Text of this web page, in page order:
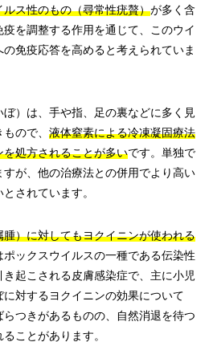
ス性のもの（尋常性疣贅）が多く含
を調整する作用を通じて、このウイ
免疫応答を高めると考えられていま
）は、手や指、足の裏などに多く見
ので、 液体窒素による冷凍凝固療法
処方されることが多いです。単独で
が、他の治療法との併用でより高い
されています。
）に対してもヨクイニンが使われる
ポックスウイルスの一種である伝染性
起こされる皮膚感染症で、主に小児
対するヨクイニンの効果について
つきがあるものの、自然消退を待つ
ことがあります。